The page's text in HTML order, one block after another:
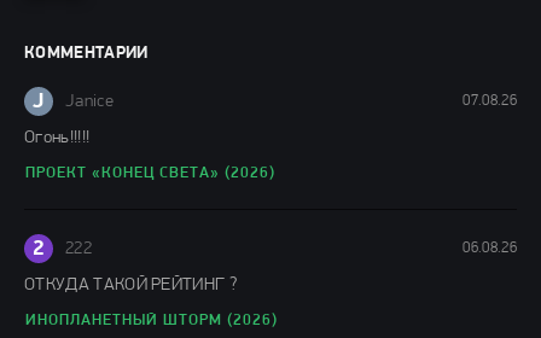
фильмы онлайн
КОММЕНТАРИИ
J Janice 07.08.26
Огонь!!!!!
ПРОЕКТ «КОНЕЦ СВЕТА» (2026)
2 222 06.08.26
ОТКУДА ТАКОЙ РЕЙТИНГ ?
ИНОПЛАНЕТНЫЙ ШТОРМ (2026)